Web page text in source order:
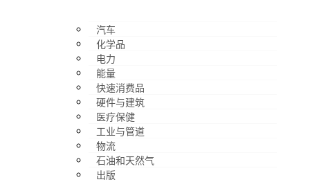
汽车
化学品
电力
能量
快速消费品
硬件与建筑
医疗保健
工业与管道
物流
石油和天然气
出版